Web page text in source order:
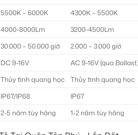
5500K – 6000K
4300K – 5500K
4000-8000Lm
3200-4500Lm
30.000 – 50.000 giờ
2.000 – 3.000 giờ
DC 9-16V
AC 9-16V (qua
Thủy tinh quang học
Thủy tinh quang học
IP67/IP68
IP67
2-5 năm tùy hãng 1-2 năm tùy hãng